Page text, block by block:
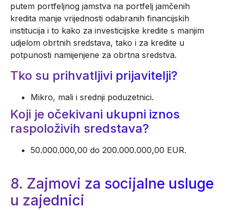
putem portfeljnog jamstva na portfelj jamčenih
kredita manje vrijednosti odabranih financijskih
institucija i to kako za investicijske kredite s manjim
udjelom obrtnih sredstava, tako i za kredite u
potpunosti namijenjene za obrtna sredstva.
Tko su prihvatljivi prijavitelji?
Mikro, mali i srednji poduzetnici.
Koji je očekivani ukupni iznos
raspoloživih sredstava?
50.000.000,00 do 200.000.000,00 EUR.
8. Zajmovi za socijalne usluge
u zajednici